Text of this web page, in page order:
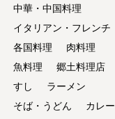
中華・中国料理
イタリアン・フレンチ
各国料理
肉料理
魚料理
郷土料理店
すし
ラーメン
そば・うどん
カレー